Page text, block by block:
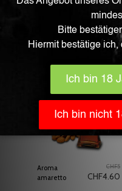
WARNUNG: Aromen sind
geeignet. Bitte verwenden
Mischen von Liquids für E-
Aroma
amaretto
CHF5
CHF4.60